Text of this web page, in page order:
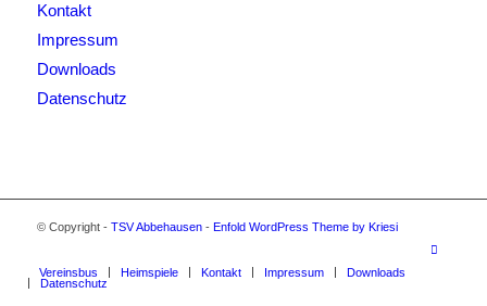
Kontakt
Impressum
Downloads
Datenschutz
© Copyright - TSV Abbehausen- Enfold WordPress Theme by Kriesi
Vereinsbus Heimspiele Kontakt Impressum
Downloads
Datenschutz